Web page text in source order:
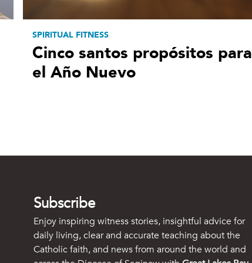
SPIRITUAL FITNESS
Cinco santos propósitos para
el Año Nuevo
Subscribe
Enjoy inspiring witness stories, insightful advice for
daily living, clear and accurate teaching about the
Catholic faith, and news from around the world and